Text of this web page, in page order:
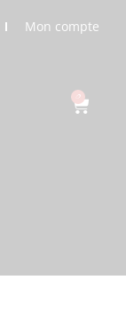
Mon compte
0